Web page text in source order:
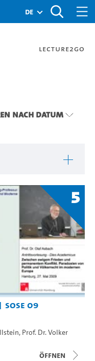
de
Lecture2Go
nach Datum
5
SoSe 09
, Prof. Dr. Volker
Öffnen